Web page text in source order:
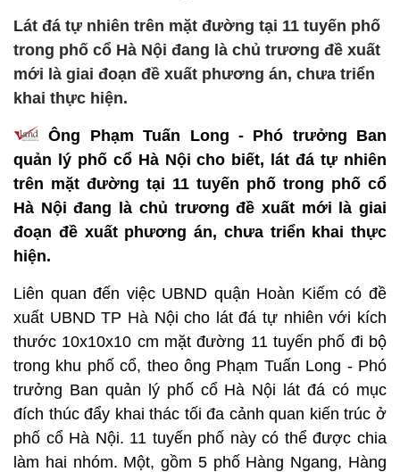
Lát đá tự nhiên trên mặt đường tại 11 tuyến phố
trong phố cổ Hà Nội đang là chủ trương đề xuất
mới là giai đoạn đề xuất phương án, chưa triển
khai thực hiện.
Ông Phạm Tuấn Long - Phó trưởng Ban
quản lý phố cổ Hà Nội cho biết, lát đá tự nhiên
trên mặt đường tại 11 tuyến phố trong phố cổ
Hà Nội đang là chủ trương đề xuất mới là giai
đoạn đề xuất phương án, chưa triển khai thực
hiện.
Liên quan đến việc UBND quận Hoàn Kiếm có đề
xuất UBND TP Hà Nội cho lát đá tự nhiên với kích
thước 10x10x10 cm mặt đường 11 tuyến phố đi bộ
trong khu phố cổ, theo ông Phạm Tuấn Long - Phó
trưởng Ban quản lý phố cổ Hà Nội lát đá có mục
đích thúc đẩy khai thác tối đa cảnh quan kiến trúc ở
phố cổ Hà Nội. 11 tuyến phố này có thể được chia
làm hai nhóm. Một, gồm 5 phố Hàng Ngang, Hàng